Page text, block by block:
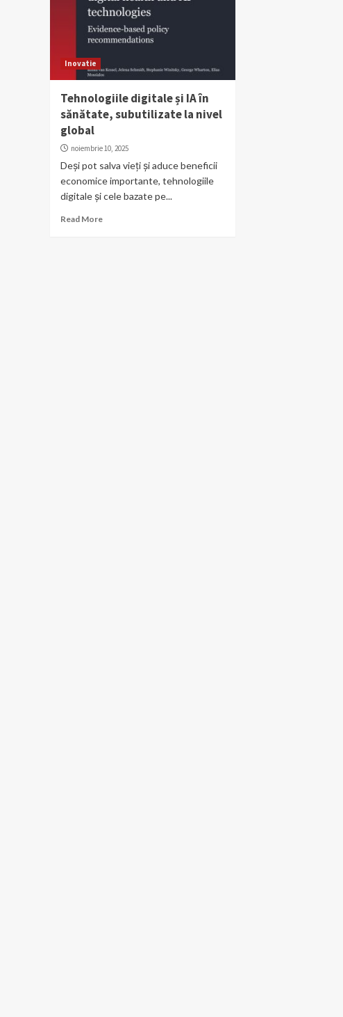
Inovatie
Tehnologiile digitale și IA în
sănătate, subutilizate la nivel
global
noiembrie 10, 2025
Deși pot salva vieți și aduce beneficii
economice importante, tehnologiile
digitale și cele bazate pe...
Read More